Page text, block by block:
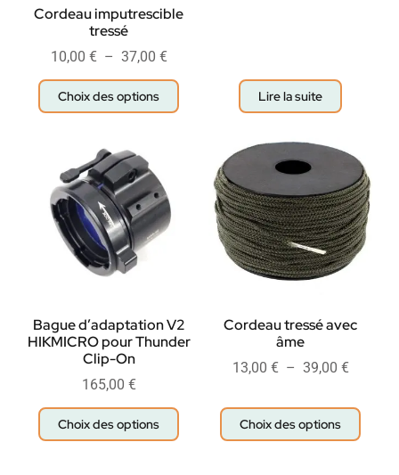
Cordeau imputrescible
tressé
10,00 € – 37,00 €
Choix des options Lire la suite
Bague d’adaptation V2
HIKMICRO pour Thunder
Clip-On
165,00 €
Choix des options
Cordeau tressé avec
âme
13,00 € – 39,00 €
Choix des options